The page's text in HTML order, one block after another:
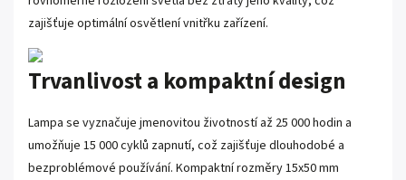
zajišťuje optimální osvětlení vnitřku zařízení.
Trvanlivost a kompaktní design
Lampa se vyznačuje jmenovitou životností až 25 000 hodin a
umožňuje 15 000 cyklů zapnutí, což zajišťuje dlouhodobé a
bezproblémové používání. Kompaktní rozměry 15x50 mm